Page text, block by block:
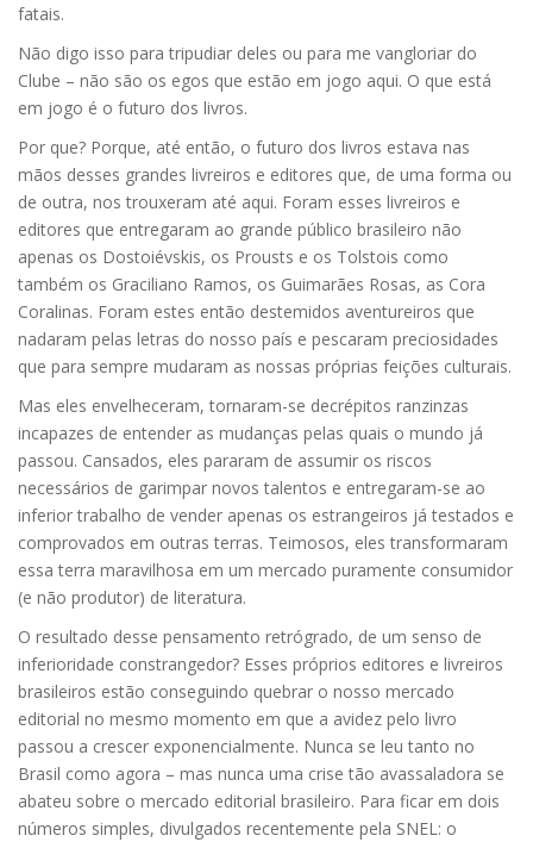
fatais.
Não digo isso para tripudiar deles ou para me vangloriar do
Clube – não são os egos que estão em jogo aqui. O que está
em jogo é o futuro dos livros.
Por que? Porque, até então, o futuro dos livros estava nas
mãos desses grandes livreiros e editores que, de uma forma ou
de outra, nos trouxeram até aqui. Foram esses livreiros e
editores que entregaram ao grande público brasileiro não
apenas os Dostoiévskis, os Prousts e os Tolstois como
também os Graciliano Ramos, os Guimarães Rosas, as Cora
Coralinas. Foram estes então destemidos aventureiros que
nadaram pelas letras do nosso país e pescaram preciosidades
que para sempre mudaram as nossas próprias feições culturais.
Mas eles envelheceram, tornaram-se decrépitos ranzinzas
incapazes de entender as mudanças pelas quais o mundo já
passou. Cansados, eles pararam de assumir os riscos
necessários de garimpar novos talentos e entregaram-se ao
inferior trabalho de vender apenas os estrangeiros já testados e
comprovados em outras terras. Teimosos, eles transformaram
essa terra maravilhosa em um mercado puramente consumidor
(e não produtor) de literatura.
O resultado desse pensamento retrógrado, de um senso de
inferioridade constrangedor? Esses próprios editores e livreiros
brasileiros estão conseguindo quebrar o nosso mercado
editorial no mesmo momento em que a avidez pelo livro
passou a crescer exponencialmente. Nunca se leu tanto no
Brasil como agora – mas nunca uma crise tão avassaladora se
abateu sobre o mercado editorial brasileiro. Para ficar em dois
números simples, divulgados recentemente pela SNEL: o